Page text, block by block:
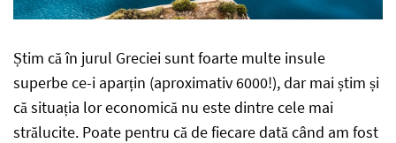
Știm că în jurul Greciei sunt foarte multe insule
superbe ce-i aparțin (aproximativ 6000!), dar mai știm și
că situația lor economică nu este dintre cele mai
strălucite. Poate pentru că de fiecare dată când am fost